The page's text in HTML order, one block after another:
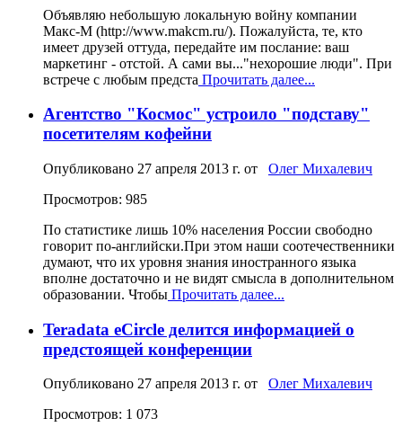
Объявляю небольшую локальную войну компании
Макс-М (http://www.makcm.ru/). Пожалуйста, те, кто
имеет друзей оттуда, передайте им послание: ваш
маркетинг - отстой. А сами вы..."нехорошие люди". При
встрече с любым предста Прочитать далее...
Агентство "Космос" устроило "подставу"
посетителям кофейни
Опубликовано 27 апреля 2013 г. от Олег Михалевич
Просмотров: 985
По статистике лишь 10% населения России свободно
говорит по-английски.При этом наши соотечественники
думают, что их уровня знания иностранного языка
вполне достаточно и не видят смысла в дополнительном
образовании. Чтобы Прочитать далее...
Teradata eCircle делится информацией о
предстоящей конференции
Опубликовано 27 апреля 2013 г. от Олег Михалевич
Просмотров: 1 073